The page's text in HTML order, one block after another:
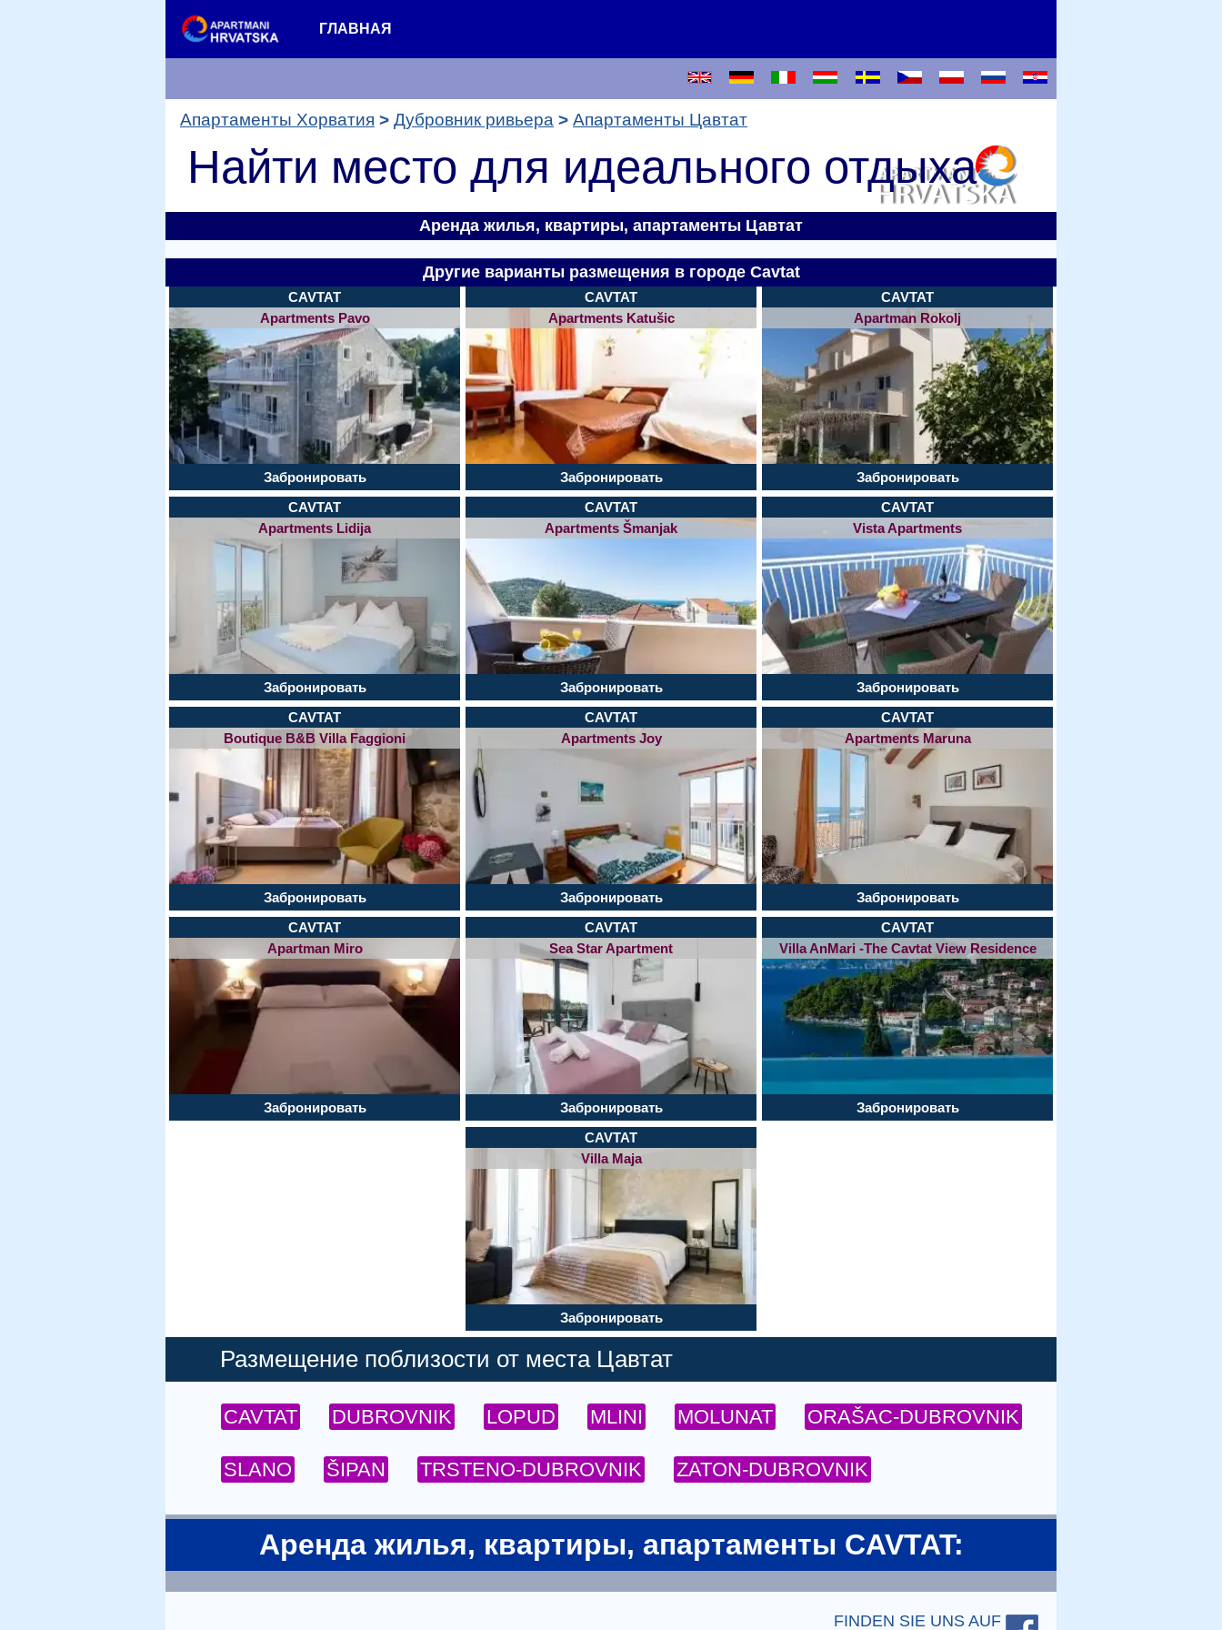
ГЛАВНАЯ
Апартаменты Хорватия Дубровник ривьера Апартаменты Цавтат
Найти место для идеального отдыха
Аренда жилья, квартиры, апартаменты Цавтат
Другие варианты размещения в городе Cavtat
CAVTAT
Apartments Pavo
Забронировать
CAVTAT
Apartments Katušic
Забронировать
CAVTAT
Apartman Rokolj
Забронировать
CAVTAT
Apartments Lidija
Забронировать
CAVTAT
Apartments Šmanjak
Забронировать
CAVTAT
Vista Apartments
Забронировать
CAVTAT
Boutique B&B Villa Faggioni
Забронировать
CAVTAT
Apartments Joy
Забронировать
CAVTAT
Apartments Maruna
Забронировать
CAVTAT
Apartman Miro
Забронировать
CAVTAT
Sea Star Apartment
Забронировать
CAVTAT
Villa AnMari -The Cavtat View Residence
Забронировать
CAVTAT
Villa Maja
Забронировать
Размещение поблизости от места Цавтат
CAVTAT DUBROVNIK LOPUD MLINI MOLUNAT ORAŠAC-DUBROVNIK
SLANO ŠIPAN TRSTENO-DUBROVNIK ZATON-DUBROVNIK
Аренда жилья, квартиры, апартаменты CAVTAT:
FINDEN SIE UNS AUF